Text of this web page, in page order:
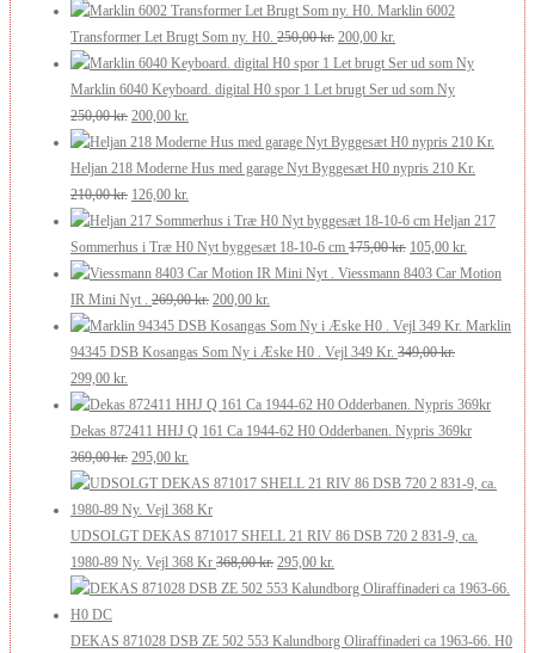
Marklin 6002
Transformer Let Brugt Som ny. H0. 250,00kr. Den
oprindelige
pris
250,00 kr..
200,00 kr.
aktuelle
pris
200,00 kr..
Marklin 6040 Keyboard. digital H0 spor 1 Let brugt Ser ud som Ny
250,00kr. Den
oprindelige
pris
var:
250,00 kr..
200,00 kr.
aktuelle
pris
200,00 kr..
Heljan 218 Moderne Hus med garage Nyt Byggesæt H0 nypris 210 Kr.
210,00kr. Den
oprindelige
pris
var:
210,00 kr..
126,00 kr.
aktuelle
pris
er:
126,00 kr..
Heljan 217
Sommerhus i Træ H0 Nyt byggesæt 18-10-6 cm 175,00kr. Den
oprindelige
var:
175,00 kr..
105,00 kr.
aktuelle
er:
105,00 kr..
Viessmann 8403 Car Motion
IR Mini Nyt .
269,00kr. Den
oprindelige
pris
269,00 kr..
200,00 kr.
aktuelle
pris
200,00 kr..
Marklin
94345 DSB Kosangas Som Ny i Æske H0 . Vejl 349 Kr. 349,00kr.
Den
oprindelige
pris
var:
349,00 kr..
299,00 kr.
aktuelle
pris
er:
299,00 kr..
Dekas 872411 HHJ Q 161 Ca 1944-62 H0 Odderbanen. Nypris 369kr
369,00kr. Den
oprindelige
pris
var:
369,00 kr..
295,00 kr.
aktuelle
pris
er:
295,00 kr..
UDSOLGT DEKAS 871017 SHELL 21 RIV 86 DSB 720 2 831-9, ca.
1980-89 Ny. Vejl 368 Kr 368,00kr. Den
oprindelige
var:
295,00 kr.
aktuelle
er:
DEKAS 871028 DSB ZE 502 553 Kalundborg Oliraffinaderi ca 1963-66. H0